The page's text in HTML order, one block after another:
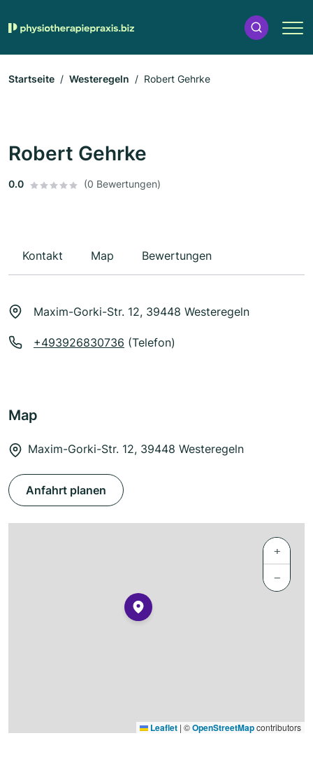
Startseite Westeregeln Robert Gehrke
Robert Gehrke
0.0 (0 Bewertungen)
Kontakt Map Bewertungen
Maxim-Gorki-Str. 12, 39448 Westeregeln
+493926830736 (Telefon)
Map
Maxim-Gorki-Str. 12, 39448 Westeregeln
Anfahrt planen
+
−
Leaflet | ©OpenStreetMapcontributors